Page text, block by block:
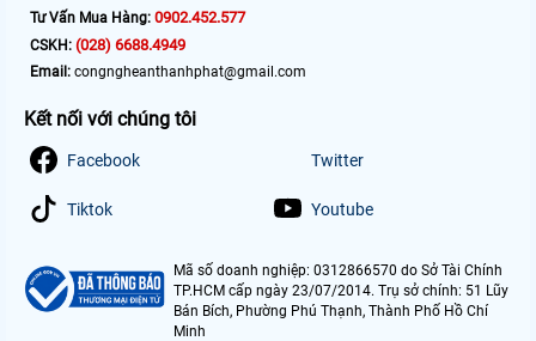
Tư Vấn Mua Hàng: 0902.452.577
CSKH: (028) 6688.4949
Email: congngheanthanhphat@gmail.com
Kết nối với chúng tôi
Facebook Twitter
Tiktok Youtube
Mã số doanh nghiệp: 0312866570 do Sở Tài Chính
TP.HCM cấp ngày 23/07/2014. Trụ sở chính: 51 Lũy
Bán Bích, Phường Phú Thạnh, Thành Phố Hồ Chí
Minh